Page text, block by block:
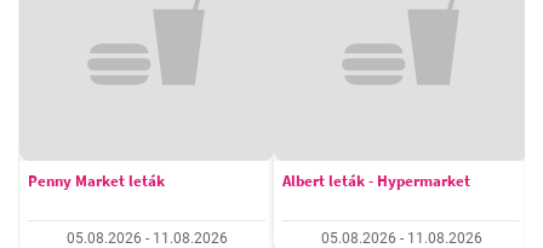
Penny Market leták
05.08.2026 - 11.08.2026
Albert leták - Hypermarket
05.08.2026 - 11.08.2026